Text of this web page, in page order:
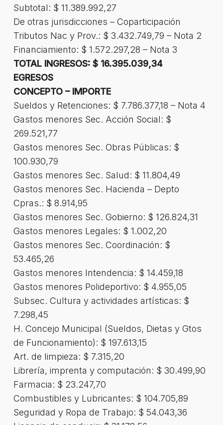
Subtotal: $ 11.389.992,27
De otras jurisdicciones – Coparticipación
Tributos Nac y Prov.: $ 3.432.749,79 – Nota 2
Financiamiento: $ 1.572.297,28 – Nota 3
TOTAL INGRESOS: $ 16.395.039,34
EGRESOS
CONCEPTO – IMPORTE
Sueldos y Retenciones: $ 7.786.377,18 – Nota 4
Gastos menores Sec. Acción Social: $
269.521,77
Gastos menores Sec. Obras Públicas: $
100.930,79
Gastos menores Sec. Salud: $ 11.804,49
Gastos menores Sec. Hacienda – Depto
Cpras.: $ 8.914,95
Gastos menores Sec. Gobierno: $ 126.824,31
Gastos menores Legales: $ 1.002,20
Gastos menores Sec. Coordinación: $
53.465,26
Gastos menores Intendencia: $ 14.459,18
Gastos menores Polideportivo: $ 4.955,05
Subsec. Cultura y actividades artísticas: $
7.298,45
H. Concejo Municipal (Sueldos, Dietas y Gtos
de Funcionamiento): $ 197.613,15
Art. de limpieza: $ 7.315,20
Librería, imprenta y computación: $ 30.499,90
Farmacia: $ 23.247,70
Combustibles y Lubricantes: $ 104.705,89
Seguridad y Ropa de Trabajo: $ 54.043,36